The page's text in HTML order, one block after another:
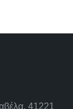
41221